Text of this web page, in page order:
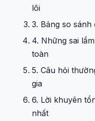
lõi
3. Bảng so
4. Những sai
toàn
5. Câu hỏi
gia
6. Lời khuyên
nhất